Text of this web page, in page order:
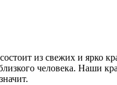
из свежих и ярко
человека. Наши